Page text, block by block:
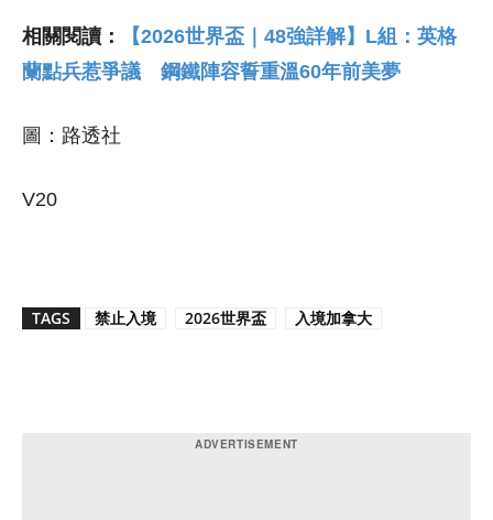
相關閱讀：
【2026世界盃｜48強詳解】L組：英格
蘭點兵惹爭議 鋼鐵陣容誓重溫60年前美夢
圖：路透社
V20
TAGS 禁止入境 2026世界盃 入境加拿大